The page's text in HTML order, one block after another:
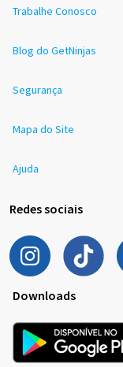
Trabalhe Conosco
Blog do GetNinjas
Segurança
Mapa do Site
Ajuda
Redes sociais
Downloads